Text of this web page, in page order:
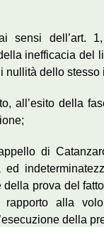
sensi dell’art.
della inefficacia
nullità dello stesso
all’esito della
di
ed
della prova del
rapporto alla
della